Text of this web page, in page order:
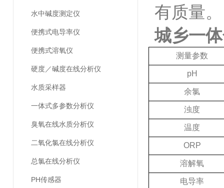
水中碱度测定仪
便携式电导率仪
便携式溶氧仪
硬度／碱度在线分析仪
水质采样器
一体式多参数分析仪
臭氧在线水质分析仪
二氧化氯在线分析仪
总氯在线分析仪
PH传感器
有质量。
城乡一
测量参数
pH
余氯
浊度
温度
ORP
溶解氧
电导率